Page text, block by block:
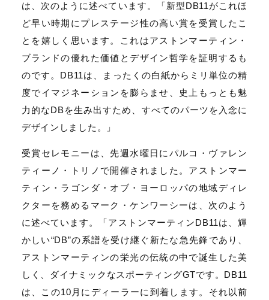
は、次のように述べています。「新型DB11がこれほ
ど早い時期にプレステージ性の高い賞を受賞したこ
とを嬉しく思います。これはアストンマーティン・
ブランドの優れた価値とデザイン哲学を証明するも
のです。DB11は、まったくの白紙からミリ単位の精
度でイマジネーションを膨らませ、史上もっとも魅
力的なDBを生み出すため、すべてのパーツを入念に
デザインしました。」
受賞セレモニーは、先週水曜日にパルコ・ヴァレン
ティーノ・トリノで開催されました。アストンマー
ティン・ラゴンダ・オブ・ヨーロッパの地域ディレ
クターを務めるマーク・ケンワーシーは、次のよう
に述べています。「アストンマーティンDB11は、輝
かしい“DB”の系譜を受け継ぐ新たな急先鋒であり、
アストンマーティンの栄光の伝統の中で誕生した美
しく、ダイナミックなスポーティングGTです。DB11
は、この10月にディーラーに到着します。それ以前